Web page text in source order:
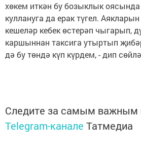
хөкем иткән бу бозыклык оясында
куллануга да ерак түгел.
кешеләр кебек өстерәп чыгарып,
каршыннан таксига утыртып
дә бу төндә күп күрдем, - дип
Следите за самым важным
Telegram-канале Татмедиа